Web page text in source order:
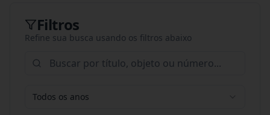
Filtros
Refine sua busca usando os filtros abaixo
Todos os anos